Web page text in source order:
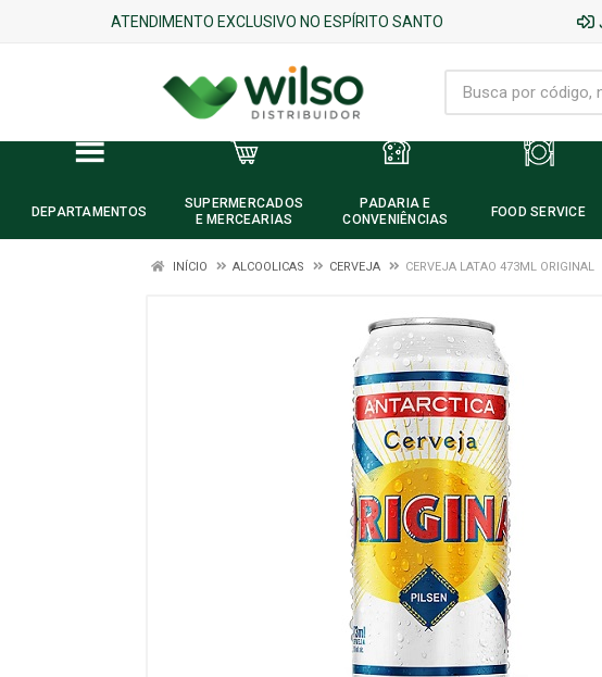
ATENDIMENTO EXCLUSIVO NO ESPÍRITO SANTO
DEPARTAMENTOS
SUPERMERCADOS
E MERCEARIAS
PADARIA E
CONVENIÊNCIAS
FOOD SERVICE
INÍCIO ALCOOLICAS CERVEJA CERVEJA LATAO 473ML ORIGINAL